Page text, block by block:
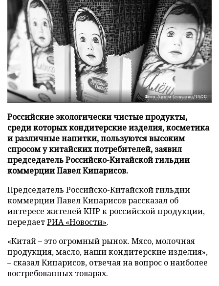
Фото: Артем Геодакян/ТАСС
Российские экологически чистые продукты,
среди которых кондитерские изделия, косметика
и различные напитки, пользуются высоким
спросом у китайских потребителей, заявил
председатель Российско-Китайской гильдии
коммерции Павел Кипарисов.
Председатель Российско-Китайской гильдии
коммерции Павел Кипарисов рассказал об
интересе жителей КНР к российской продукции,
передаетРИА «Новости».
«Китай – это огромный рынок. Мясо, молочная
продукция, масло, наши кондитерские изделия»,
– сказал Кипарисов, отвечая на вопрос о наиболее
востребованных товарах.